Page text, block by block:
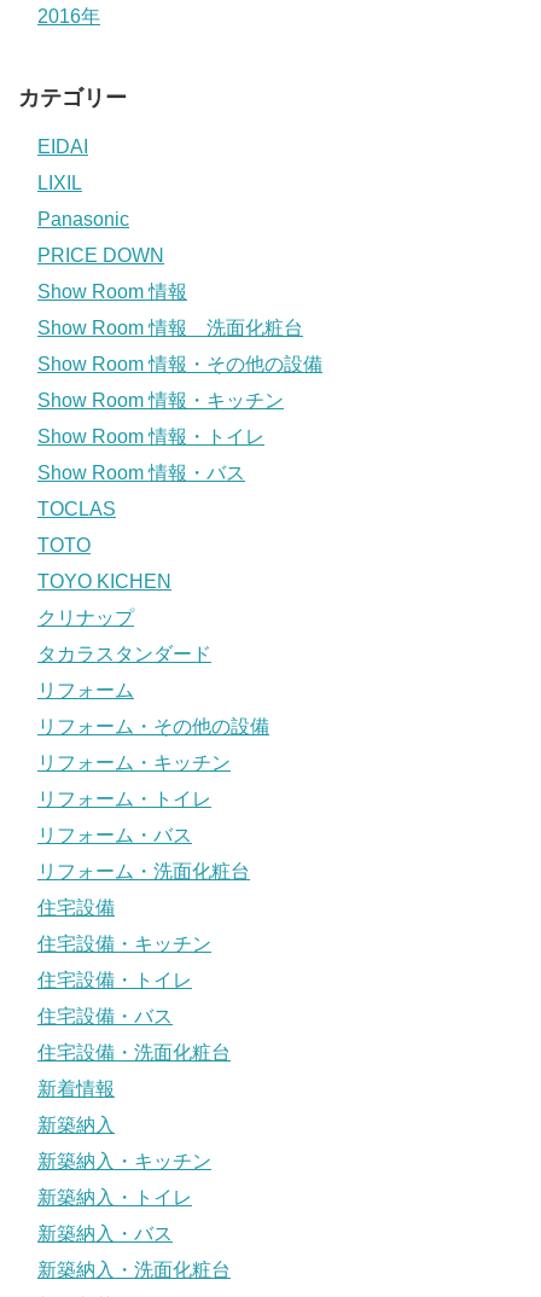
2016年
カテゴリー
EIDAI
LIXIL
Panasonic
PRICE DOWN
Show Room 情報
Show Room 情報 洗面化粧台
Show Room 情報・その他の設備
Show Room 情報・キッチン
Show Room 情報・トイレ
Show Room 情報・バス
TOCLAS
TOTO
TOYO KICHEN
クリナップ
タカラスタンダード
リフォーム
リフォーム・その他の設備
リフォーム・キッチン
リフォーム・トイレ
リフォーム・バス
リフォーム・洗面化粧台
住宅設備
住宅設備・キッチン
住宅設備・トイレ
住宅設備・バス
住宅設備・洗面化粧台
新着情報
新築納入
新築納入・キッチン
新築納入・トイレ
新築納入・バス
新築納入・洗面化粧台